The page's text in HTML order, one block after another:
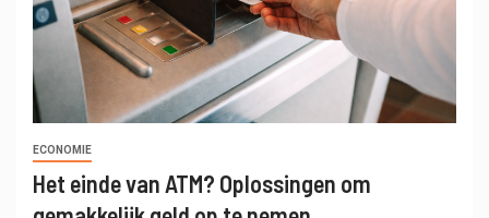
ECONOMIE
Het einde van ATM? Oplossingen om